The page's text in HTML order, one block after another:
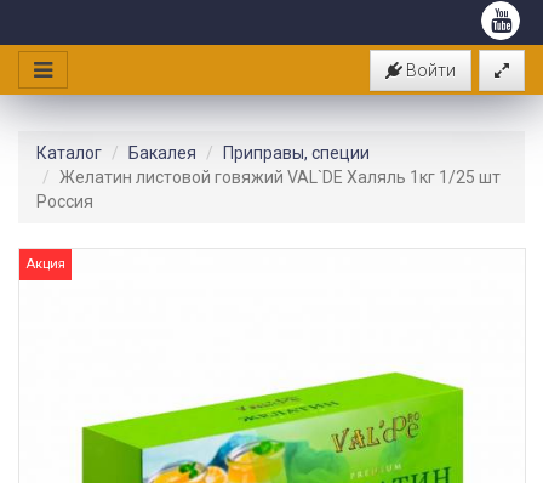
Войти
Каталог Бакалея
Приправы, специи
Желатин листовой говяжий VAL`DE Халяль 1кг 1/25 шт
Россия
Акция